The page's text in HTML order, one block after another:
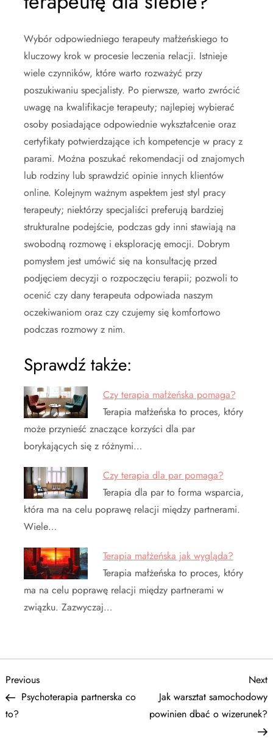
Wybór odpowiedniego terapeuty małżeńskiego to
kluczowy krok w procesie leczenia relacji. Istnieje
wiele czynników, które warto rozważyć przy
poszukiwaniu specjalisty. Po pierwsze, warto zwrócić
uwagę na kwalifikacje terapeuty; najlepiej wybierać
osoby posiadające odpowiednie wykształcenie oraz
certyfikaty potwierdzające ich kompetencje w pracy z
parami. Można poszukać rekomendacji od znajomych
lub rodziny lub sprawdzić opinie innych klientów
online. Kolejnym ważnym aspektem jest styl pracy
terapeuty; niektórzy specjaliści preferują bardziej
strukturalne podejście, podczas gdy inni stawiają na
swobodną rozmowę i eksplorację emocji. Dobrym
pomysłem jest umówić się na konsultację przed
podjęciem decyzji o rozpoczęciu terapii; pozwoli to
ocenić czy dany terapeuta odpowiada naszym
oczekiwaniom oraz czy czujemy się komfortowo
podczas rozmowy z nim.
Sprawdź także:
Czy terapia małżeńska pomaga?
Terapia małżeńska to proces, który
może przynieść znaczące korzyści dla par
borykających się z różnymi…
Czy terapia dla par pomaga?
Terapia dla par to forma wsparcia,
która ma na celu poprawę relacji między partnerami.
Wiele…
Terapia małżeńska jak wygląda?
Terapia małżeńska to proces, który
ma na celu poprawę relacji między partnerami w
związku. Zazwyczaj…
N
a
Previous
Post
Previous
Psychoterapia partnerska co
to?
Next
Jak warsztat samochodowy
powinien dbać o wizerunek?